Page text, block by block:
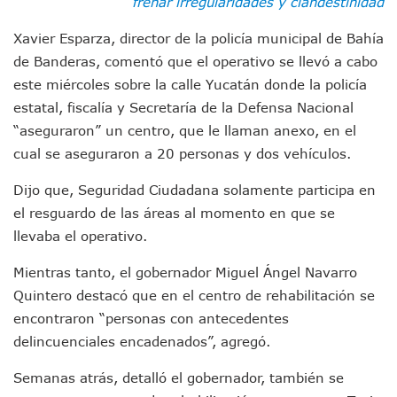
Morenistas Imparten Taller En Puerto Vallarta
Ayutla Bajo Investigación Tras Reporte De Posible
Maleza Crece En Camellones De La Principal Avenida
Lluvias E Inundaciones No Detienen El Transporte Público
Bruno Blancas Reúne A Especialistas Para Analizar La
Entregan Aparato Auditivo A Don Juan Ramírez En Puerto
Juan Carlos Castro Realiza Asamblea Informativa En La
Huracán En Formación Podría Generar Oleaje Elevado En
Viajar A Puerto Vallarta Este Verano Puede Costar Hasta
Plantean “Ley Don Juanito” Al Diputado Federal Bruno
Vecinos De La Playita Reciben A Juan Carlos Castro
Asesinan En Oaxaca Al Periodista Francisco Alejandro
Detienen A Cuatro Hombres Armados En Bucerías;
Yussara Canales Pide Transparencia Sobre Nuevo
Adultos Mayores De Ixtapa Tendrán Una “Casa De Día”
Mujeres Recorren Calles De Ixtapa Para Identificar
CUCosta E IMSS Nayarit Avanzan En Acuerdos Para
Xavier Esparza, director de la policía municipal de Bahía
de Banderas, comentó que el operativo se llevó a cabo
este miércoles sobre la calle Yucatán donde la policía
estatal, fiscalía y Secretaría de la Defensa Nacional
“aseguraron” un centro, que le llaman anexo, en el
cual se aseguraron a 20 personas y dos vehículos.
Dijo que, Seguridad Ciudadana solamente participa en
el resguardo de las áreas al momento en que se
llevaba el operativo.
Mientras tanto, el gobernador Miguel Ángel Navarro
Quintero destacó que en el centro de rehabilitación se
encontraron “personas con antecedentes
delincuenciales encadenados”, agregó.
Semanas atrás, detalló el gobernador, también se